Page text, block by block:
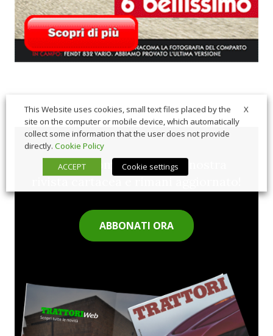
Sfoglia comodamente la nostra
rivista cartacea e rimani aggiornato!
ABBONATI ORA
X
This Website uses cookies, small text files placed by the
site on the computer or mobile device, which automatically
collect some information that the user does not provide
directly. Cookie Policy
ACCEPT
Cookie settings